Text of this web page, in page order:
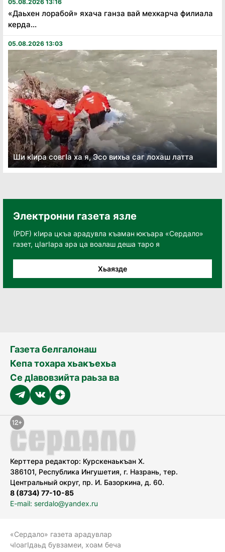
05.08.2026 13:16
«Даьхен лорабой» яхача ганза вай мехкарча филиала
керда...
05.08.2026 13:03
Ши кӏира совгӏа ха я, Эсо вихьа саг лохаш латта
Электронни газета язле
(PDF) кӀира цкъа арадувла къаман юкъара «Сердало»
газет, цӀагӀара ара ца воалаш деша таро я
Хьаязде
Газета белгалонаш
Кепа тохара хьакъехьа
Се дӀавовзийта раьза ва
Керттера редактор: Курскенаькъан Х.
386101, Республика Ингушетия, г. Назрань, тер.
Центральный округ, пр. И. Базоркина, д. 60.
8 (8734) 77-10-85
E-mail: serdalo@yandex.ru
«Сердало» газета арадувлар
чIоагIдаьд бувзамеи, хоам беча